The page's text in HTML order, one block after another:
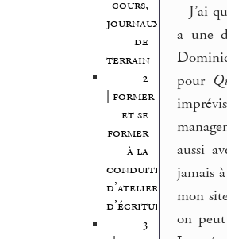
cours,
journaux
de
terrain
2
| former
et se
former
à la
conduite
d’atelier
d’écriture
3
– J’ai
a une
pour
aussi
jamais
mon
on